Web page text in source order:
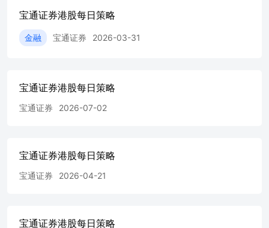
論作為委託人或代理）作出徵求或要約購入或出售任何證
券､期貨､期權或其他財務文據﹐或提供任何服務或投資意
見。本報告所討論的文據及投資未必適合所有投資者﹐而本
應獨立地評估本報告討論的每一發行人､文據或投資﹐及應
利率或外幣彙率的變動､證券價格或指數的變動､公司的經營
表現未必是未來表現的指引。雖然本報告中的資料來自或編
寫自寶通證券亞洲有限公司相信為可靠的來源﹐但任何寶通
證券亞洲有限公司集團的成員均不明示或暗示地聲明或保證
證（不論明示或暗示）或謹慎責任。本報告所載的資料可隨
宝通证券港股每日策略
金融 宝通证券 2026-03-31
宝通证券港股每日策略
宝通证券 2026-07-02
宝通证券港股每日策略
宝通证券 2026-04-21
宝通证券港股每日策略